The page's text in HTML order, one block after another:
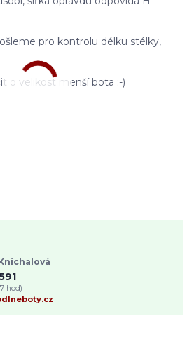
pro kontrolu délku stélky,
o velikost menší bota :-)
hod)